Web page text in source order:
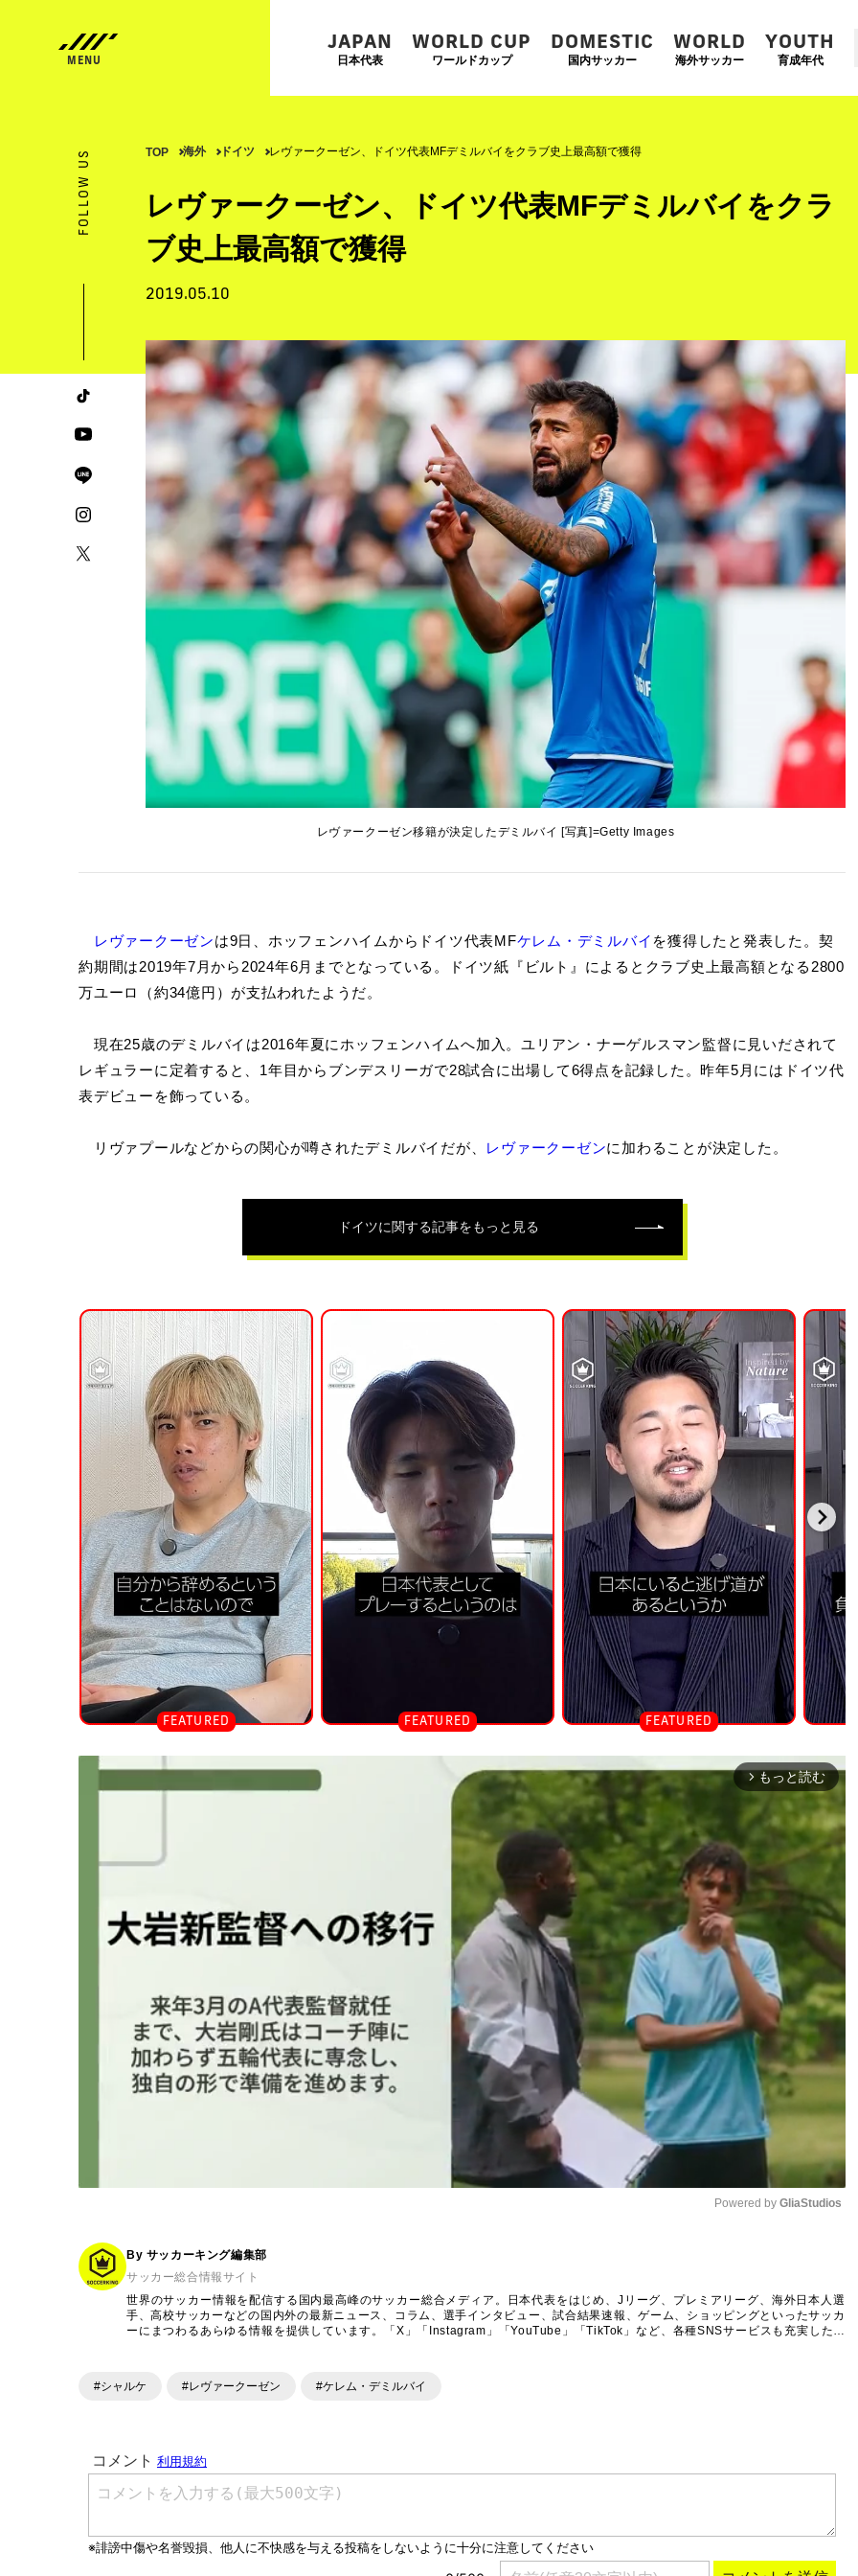
JAPAN
日本代表
WORLD CUP
ワールドカップ
DOMESTIC
国内サッカー
WORLD
海外サッカー
YOUTH
育成年代
FOLLOW US TOP 海外 ドイツ レヴァークーゼン、ドイツ代表MFデミルバイをクラブ史上最高額で獲得
レヴァークーゼン、ドイツ代表MFデミルバイをクラ
ブ史上最高額で獲得
2019.05.10
レヴァークーゼン移籍が決定したデミルバイ [写真]=Getty Images
レヴァークーゼンは9日、ホッフェンハイムからドイツ代表MFケレム・デミルバイ を獲得したと発表した。契
約期間は2019年7月から2024年6月までとなっている。ドイツ紙『ビルト』によるとクラブ史上最高額となる2800
万ユーロ（約34億円）が支払われたようだ。
現在25歳のデミルバイは2016年夏にホッフェンハイムへ加入。ユリアン・ナーゲルスマン監督に見いだされて
レギュラーに定着すると、1年目からブンデスリーガで28試合に出場して6得点を記録した。昨年5月にはドイツ代
表デビューを飾っている。
リヴァプールなどからの関心が噂されたデミルバイだが、 レヴァークーゼンに加わることが決定した。
ドイツに関する記事をもっと見る
arrow_forward_ios もっと読む
Powered by GliaStudios
By サッカーキング編集部
サッカー総合情報サイト
世界のサッカー情報を配信する国内最高峰のサッカー総合メディア。日本代表をはじめ、Jリーグ、プレミアリーグ、海外日本人選
手、高校サッカーなどの国内外の最新ニュース、コラム、選手インタビュー、試合結果速報、ゲーム、ショッピングといったサッカ
ーにまつわるあらゆる情報を提供しています。「X」「Instagram」「YouTube」「TikTok」など、各種SNSサービスも充実したコ
#シャルケ #レヴァークーゼン #ケレム・デミルバイ